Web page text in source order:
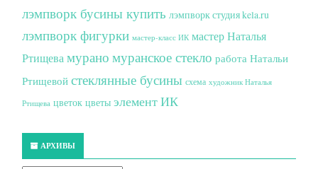
лэмпворк бусины купить лэмпворк студия kela.ru
лэмпворк фигурки мастер-класс ИК мастер Наталья
Ртищевамурано муранское стекло работа Натальи
Ртищевой стеклянные бусины схема художник Наталья
Ртищева цветок цветы элемент ИК
АРХИВЫ